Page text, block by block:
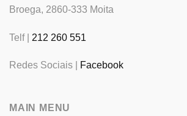
Broega, 2860-333 Moita
Telf | 212 260 551
Redes Sociais | Facebook
MAIN MENU